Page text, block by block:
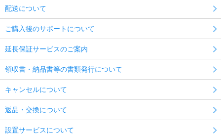
配送について
ご購入後のサポートについて
延長保証サービスのご案内
領収書・納品書等の書類発行について
キャンセルについて
返品・交換について
設置サービスについて